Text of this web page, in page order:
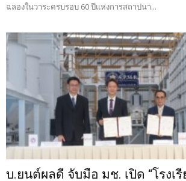
ฉลองในวาระครบรอบ 60 ปีแห่งการสถาปนา...
บ.ยนต์ผลดี จับมือ มช. เปิด “โรงเรี